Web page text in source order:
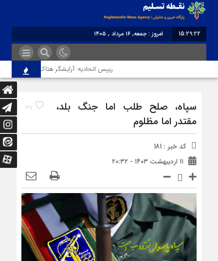
15:29:22
امروز : جمعه, ۱۶ مرداد , ۱۴۰۵
رییس اتحادیه: آرایشگر هتاک در قزوین عضو
37
سپاه، صلح طلب اما جنگ بلد،
مقتدر اما مظلوم
کد خبر : 181
۱۱ اردیبهشت ۱۴۰۳ - ۲۰:۳۲